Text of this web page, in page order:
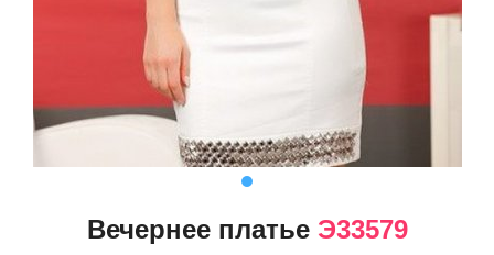
Вечернее платье Э33579